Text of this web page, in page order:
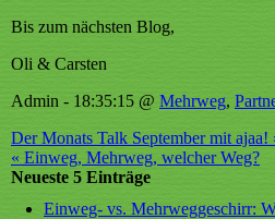
Bis zum nächsten Blog,
Oli & Carsten
Admin - 18:35:15 @ Mehrweg,
Der Monats Talk September mit ajaa!
« Einweg, Mehrweg, welcher Weg?
Neueste 5 Einträge
Einweg- vs. Mehrweggeschirr: